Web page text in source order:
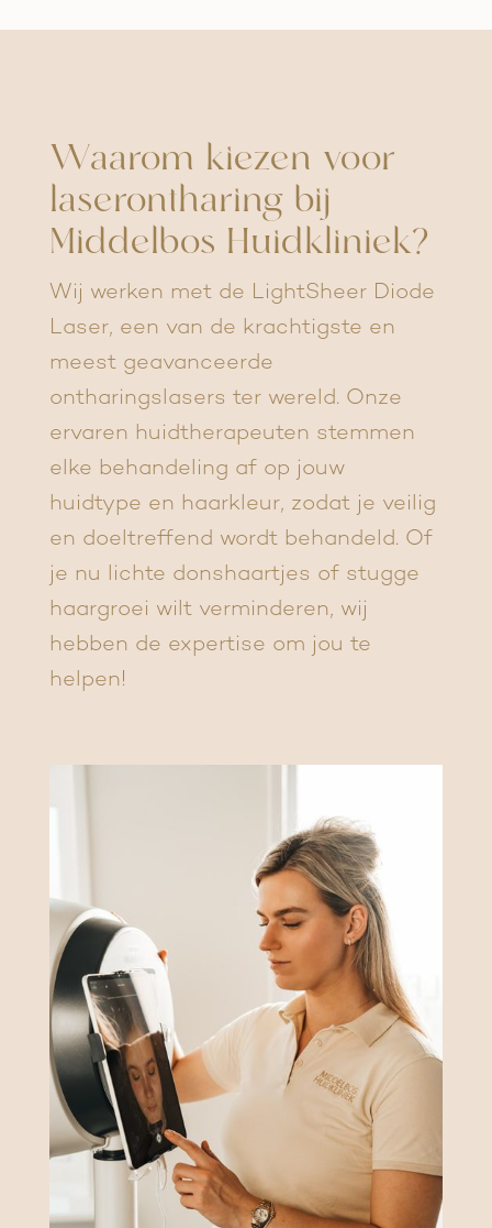
Waarom kiezen voor
laserontharing bij
Middelbos Huidkliniek?
Wij werken met de LightSheer Diode
Laser, een van de krachtigste en
meest geavanceerde
ontharingslasers ter wereld. Onze
ervaren huidtherapeuten stemmen
elke behandeling af op jouw
huidtype en haarkleur, zodat je veilig
en doeltreffend wordt behandeld. Of
je nu lichte donshaartjes of stugge
haargroei wilt verminderen, wij
hebben de expertise om jou te
helpen!